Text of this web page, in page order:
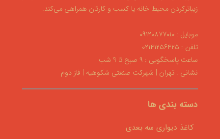
زیباترکردن محیط خانه یا کسب و کارتان همراهی می‌کند.
موبایل : ۰۹۱۲۰۸۷۷۰۱۰
تلفن : ۰۲۱۴۱۲۵۶۴۲۵
ساعت پاسخگویی : ۹ صبح تا ۹ شب
نشانی : تهران | شهرکت صنعتی شکوهیه | فاز دوم
دسته بندی ها
کاغذ دیواری سه بعدی